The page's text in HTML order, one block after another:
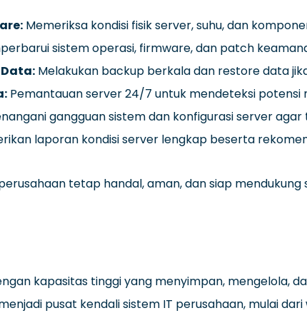
Memeriksa kondisi fisik server, suhu, dan
sistem operasi, firmware, dan patch
Melakukan backup berkala dan restore data
Pemantauan server 24/7 untuk mendeteksi potensi
gangguan sistem dan konfigurasi server
laporan kondisi server lengkap beserta
tetap handal, aman, dan siap
kapasitas tinggi yang menyimpan, mengelola,
pusat kendali sistem IT perusahaan, mulai